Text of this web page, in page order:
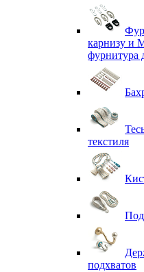
карнизу и
фурнитура
текстиля
подхватов